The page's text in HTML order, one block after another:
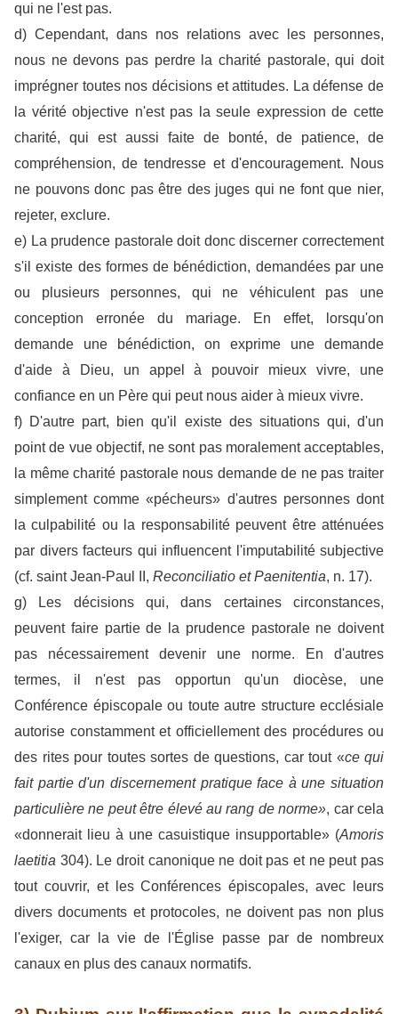
qui ne l'est pas.
d) Cependant, dans nos relations avec les personnes,
nous ne devons pas perdre la charité pastorale, qui doit
imprégner toutes nos décisions et attitudes. La défense de
la vérité objective n'est pas la seule expression de cette
charité, qui est aussi faite de bonté, de patience, de
compréhension, de tendresse et d'encouragement. Nous
ne pouvons donc pas être des juges qui ne font que nier,
rejeter, exclure.
e) La prudence pastorale doit donc discerner correctement
s'il existe des formes de bénédiction, demandées par une
ou plusieurs personnes, qui ne véhiculent pas une
conception erronée du mariage. En effet, lorsqu'on
demande une bénédiction, on exprime une demande
d'aide à Dieu, un appel à pouvoir mieux vivre, une
confiance en un Père qui peut nous aider à mieux vivre.
f) D'autre part, bien qu'il existe des situations qui, d'un
point de vue objectif, ne sont pas moralement acceptables,
la même charité pastorale nous demande de ne pas traiter
simplement comme «pécheurs» d'autres personnes dont
la culpabilité ou la responsabilité peuvent être atténuées
par divers facteurs qui influencent l'imputabilité subjective
(cf. saint Jean-Paul II, Reconciliatio et Paenitentia, n. 17).
g) Les décisions qui, dans certaines circonstances,
peuvent faire partie de la prudence pastorale ne doivent
pas nécessairement devenir une norme. En d'autres
termes, il n'est pas opportun qu'un diocèse, une
Conférence épiscopale ou toute autre structure ecclésiale
autorise constamment et officiellement des procédures ou
des rites pour toutes sortes de questions, car tout «ce qui
fait partie d'un discernement pratique face à une situation
particulière ne peut être élevé au rang de norme», car cela
«donnerait lieu à une casuistique insupportable» (Amoris
laetitia 304). Le droit canonique ne doit pas et ne peut pas
tout couvrir, et les Conférences épiscopales, avec leurs
divers documents et protocoles, ne doivent pas non plus
l'exiger, car la vie de l'Église passe par de nombreux
canaux en plus des canaux normatifs.